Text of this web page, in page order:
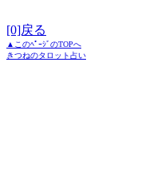
[0]戻る
▲このﾍﾟｰｼﾞのTOPへ
きつねのタロット占い